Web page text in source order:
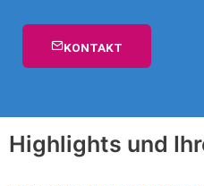
KONTAKT
Highlights und